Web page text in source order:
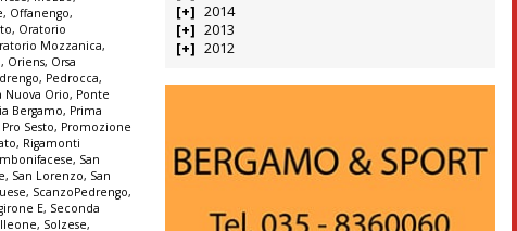
, Offanengo,
, Oratorio
Mozzanica,
, Oriens, Orsa
, Pedrocca,
Nuova Orio, Ponte
Bergamo, Prima
Pro Sesto, Promozione
, Rigamonti
, San
, San Lorenzo, San
, ScanzoPedrengo,
E, Seconda
, Solzese,
2014
2013
2012